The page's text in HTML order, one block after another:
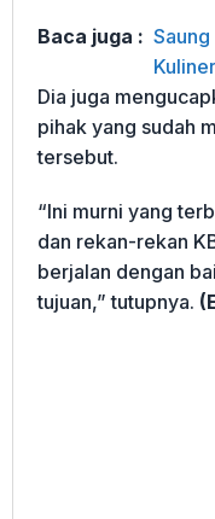
Baca juga :
Dia juga
pihak yang sudah
tersebut.
“Ini murni yang
dan rekan-rekan
berjalan dengan
tujuan,” tutupnya.